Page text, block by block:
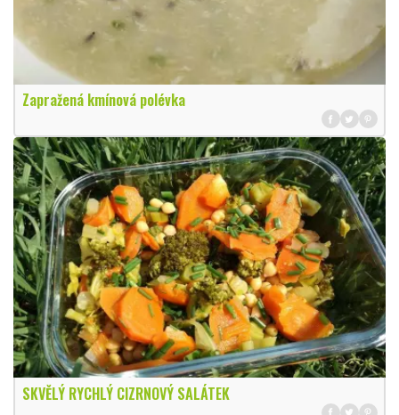
Zapražená kmínová polévka
SKVĚLÝ RYCHLÝ CIZRNOVÝ SALÁTEK